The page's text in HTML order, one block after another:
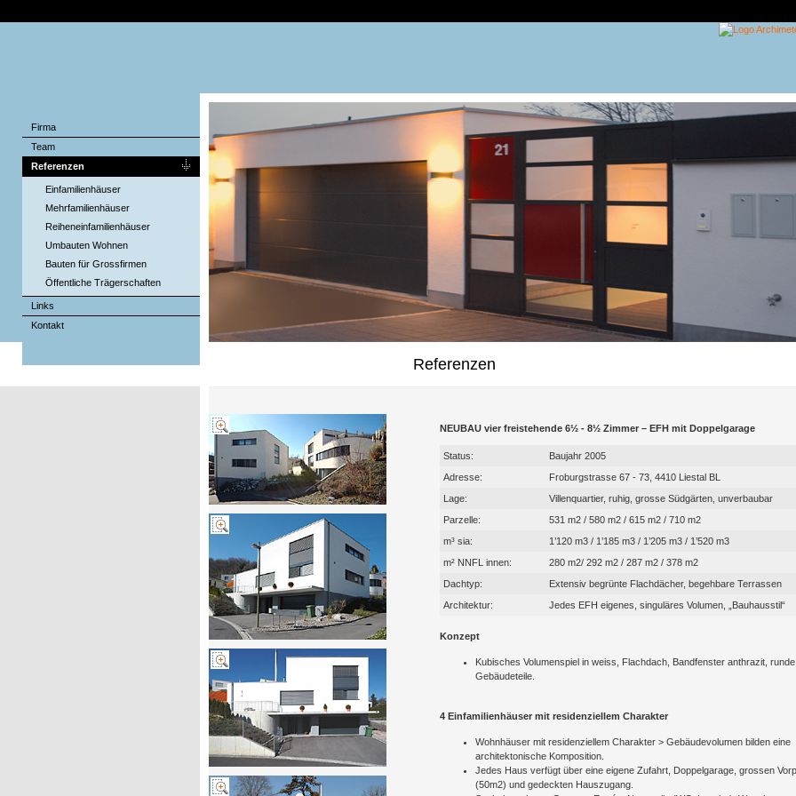
Firma
Team
Referenzen
Einfamilienhäuser
Mehrfamilienhäuser
Reiheneinfamilienhäuser
Umbauten Wohnen
Bauten für Grossfirmen
Öffentliche Trägerschaften
Links
Kontakt
Referenzen
NEUBAU vier freistehende 6½ - 8½ Zimmer – EFH mit Doppelgarage
Status:
Baujahr 2005
Adresse:
Froburgstrasse 67 - 73, 4410 Liestal BL
Lage:
Villenquartier, ruhig, grosse Südgärten, unverbaubar
Parzelle:
531 m2 / 580 m2 / 615 m2 / 710 m2
m³ sia:
1’120 m3 / 1’185 m3 / 1’205 m3 / 1’520 m3
m² NNFL innen:
280 m2/ 292 m2 / 287 m2 / 378 m2
Dachtyp:
Extensiv begrünte Flachdächer, begehbare Terrassen
Architektur:
Jedes EFH eigenes, singuläres Volumen, „Bauhausstil“
Konzept
Kubisches Volumenspiel in weiss, Flachdach, Bandfenster anthrazit, runde
Gebäudeteile.
4 Einfamilienhäuser mit residenziellem Charakter
Wohnhäuser mit residenziellem Charakter > Gebäudevolumen bilden eine
architektonische Komposition.
Jedes Haus verfügt über eine eigene Zufahrt, Doppelgarage, grossen
(50m2) und gedeckten Hauszugang.